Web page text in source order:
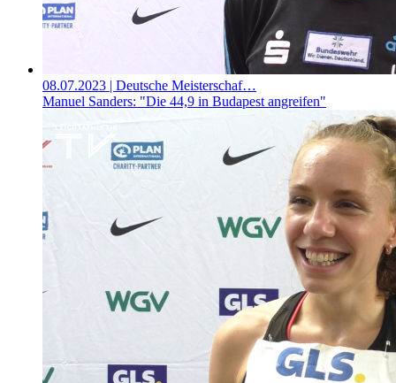
08.07.2023 | Deutsche Meisterschaf…
Manuel Sanders: "Die 44,9 in Budapest angreifen"